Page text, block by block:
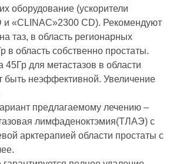
оборудование (ускорители
«CLINAC»2300 СD). Рекомендуют
таз, в область регионарных
в область собственно простаты.
для метастазов в области
быть неэффективной. Увеличение
предлагаемому лечению –
лимфаденоктэмия(ТЛАЭ) с
арктерапией области простаты с